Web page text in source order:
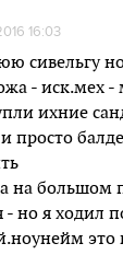
16:03
сивельгу
- иск.мех -
ихние
просто
на большом
- но я ходил
это